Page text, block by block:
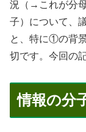
況（→これが分
子）について、
と、特に①の背
切です。今回の
情報の分